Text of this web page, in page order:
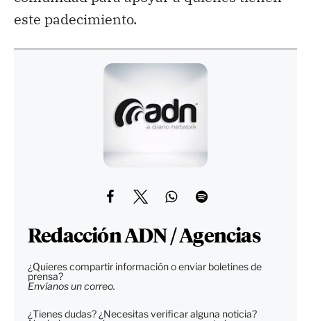
este padecimiento.
Redacción ADN / Agencias
¿Quieres compartir información o enviar boletines de
prensa?
Envíanos un correo.
¿Tienes dudas? ¿Necesitas verificar alguna noticia?